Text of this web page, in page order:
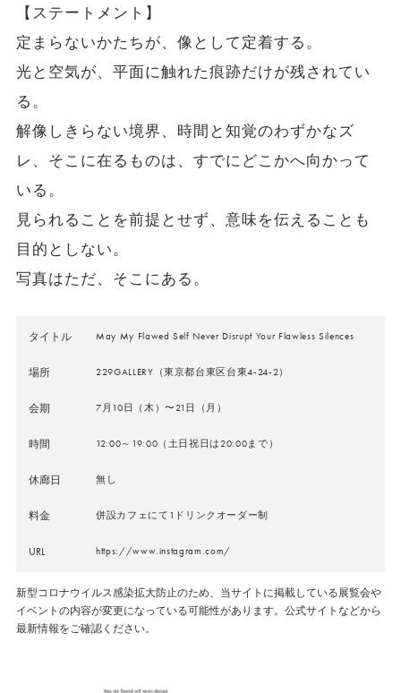
【ステートメント】
定まらないかたちが、像として定着する。
光と空気が、平面に触れた痕跡だけが残されてい
る。
解像しきらない境界、時間と知覚のわずかなズ
レ、そこに在るものは、すでにどこかへ向かって
いる。
見られることを前提とせず、意味を伝えることも
目的としない。
写真はただ、そこにある。
タイトル May My Flawed Self Never Disrupt Your Flawless Silences
場所 229GALLERY（東京都台東区台東4-24-2）
会期 7月10日（木）〜21日（月）
時間 12:00～19:00（土日祝日は20:00まで）
休廊日 無し
料金 併設カフェにて1ドリンクオーダー制
URL https://www.instagram.com/
新型コロナウイルス感染拡大防止のため、当サイトに掲載している展覧会や
イベントの内容が変更になっている可能性があります。公式サイトなどから
最新情報をご確認ください。